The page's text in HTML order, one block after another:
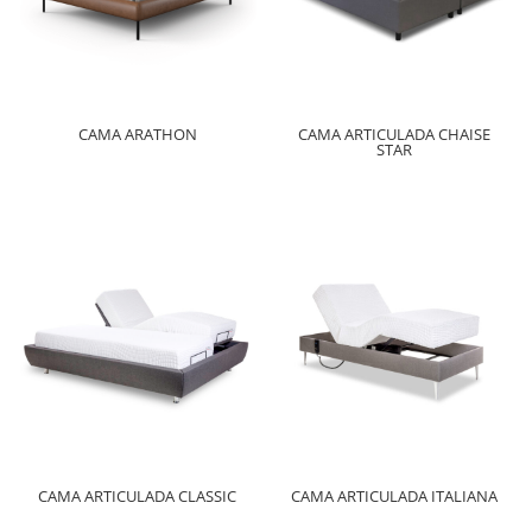
CAMA ARATHON CAMA ARTICULADA CHAISE
STAR
CAMA ARTICULADA CLASSIC CAMA ARTICULADA ITALIANA